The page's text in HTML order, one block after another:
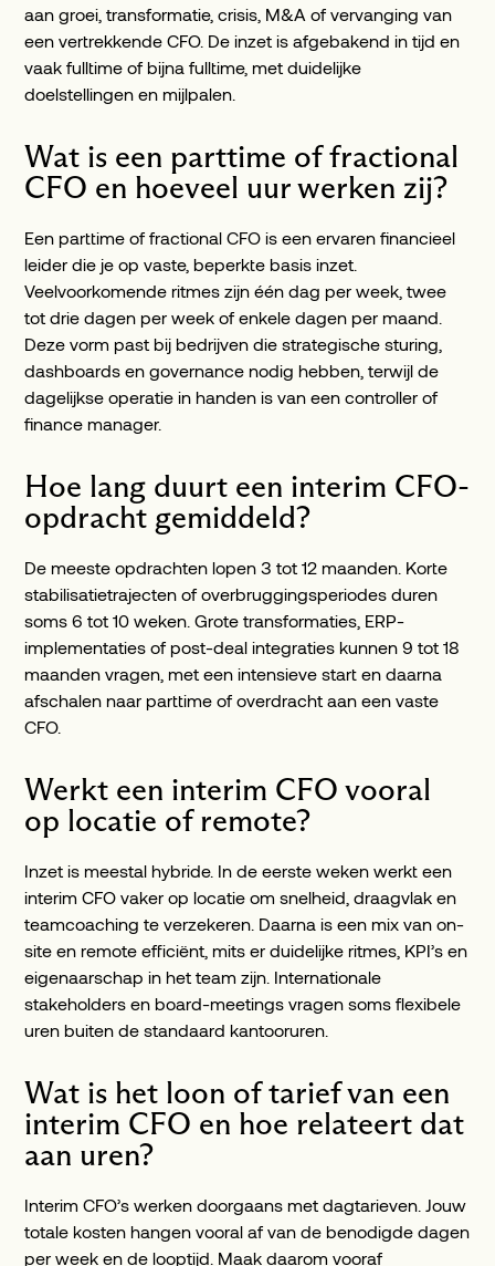
aan groei, transformatie, crisis, M&A of vervanging van
een vertrekkende CFO. De inzet is afgebakend in tijd en
vaak fulltime of bijna fulltime, met duidelijke
doelstellingen en mijlpalen.
Wat is een parttime of fractional
CFO en hoeveel uur werken zij?
Een parttime of fractional CFO is een ervaren financieel
leider die je op vaste, beperkte basis inzet.
Veelvoorkomende ritmes zijn één dag per week, twee
tot drie dagen per week of enkele dagen per maand.
Deze vorm past bij bedrijven die strategische sturing,
dashboards en governance nodig hebben, terwijl de
dagelijkse operatie in handen is van een controller of
finance manager.
Hoe lang duurt een interim CFO-
opdracht gemiddeld?
De meeste opdrachten lopen 3 tot 12 maanden. Korte
stabilisatietrajecten of overbruggingsperiodes duren
soms 6 tot 10 weken. Grote transformaties, ERP-
implementaties of post-deal integraties kunnen 9 tot 18
maanden vragen, met een intensieve start en daarna
afschalen naar parttime of overdracht aan een vaste
CFO.
Werkt een interim CFO vooral
op locatie of remote?
Inzet is meestal hybride. In de eerste weken werkt een
interim CFO vaker op locatie om snelheid, draagvlak en
teamcoaching te verzekeren. Daarna is een mix van on-
site en remote efficiënt, mits er duidelijke ritmes, KPI’s en
eigenaarschap in het team zijn. Internationale
stakeholders en board-meetings vragen soms flexibele
uren buiten de standaard kantooruren.
Wat is het loon of tarief van een
interim CFO en hoe relateert dat
aan uren?
Interim CFO’s werken doorgaans met dagtarieven. Jouw
totale kosten hangen vooral af van de benodigde dagen
per week en de looptijd. Maak daarom vooraf